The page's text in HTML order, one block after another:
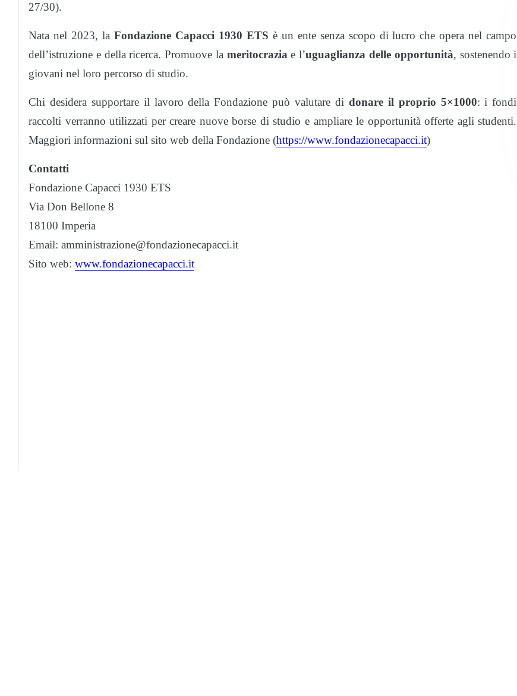
27/30).
Nata nel 2023, la Fondazione Capacci 1930 ETS è un ente senza scopo di lucro che opera nel campo
dell’istruzione e della ricerca. Promuove la meritocraziae l’uguaglianza delle opportunità, sostenendo i
giovani nel loro percorso di studio.
Chi desidera supportare il lavoro della Fondazione può valutare di donare il proprio 5×1000: i fondi
raccolti verranno utilizzati per creare nuove borse di studio e ampliare le opportunità offerte agli studenti.
Maggiori informazioni sul sito web della Fondazione (https://www.fondazionecapacci.it)
Contatti
Fondazione Capacci 1930 ETS
Via Don Bellone 8
18100 Imperia
Email: amministrazione@fondazionecapacci.it
Sito web: www.fondazionecapacci.it